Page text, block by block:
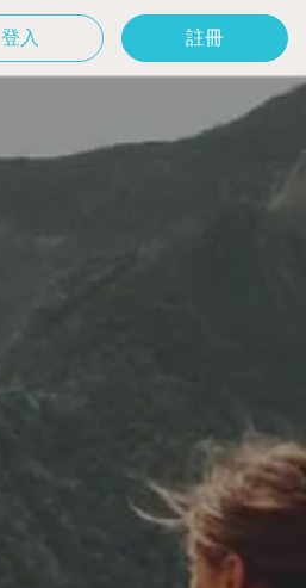
登入 註冊